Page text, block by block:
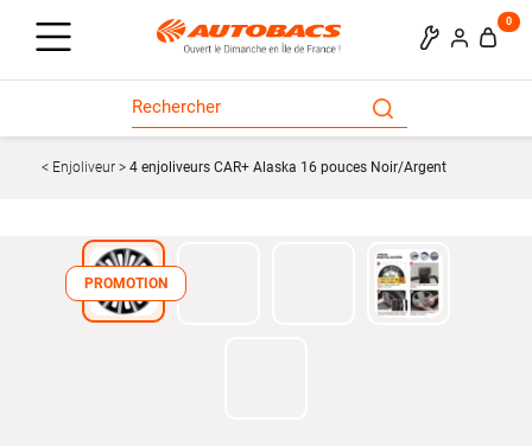
0
Enjoliveur 4 enjoliveurs CAR+ Alaska 16 pouces Noir/Argent
PROMOTION